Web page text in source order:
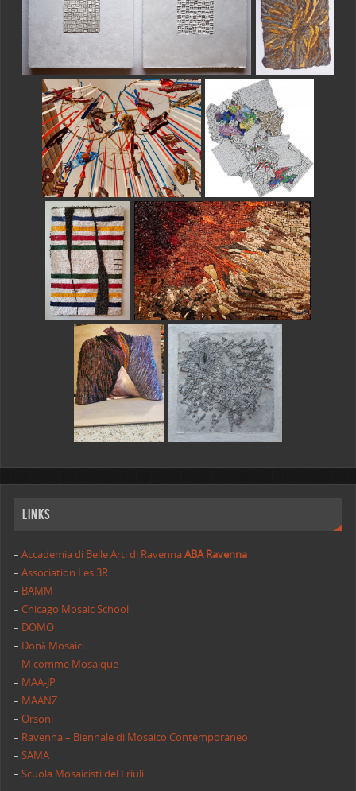
Links
– Accademia di Belle Arti di RavennaABA Ravenna
–Association Les 3R
– BAMM
–Chicago Mosaic School
– DOMO
– Donà Mosaici
– M comme Mosaique
– MAA-JP
– MAANZ
–Orsoni
– Ravenna – Biennale di Mosaico Contemporaneo
–SAMA
–Scuola Mosaicisti del Friuli